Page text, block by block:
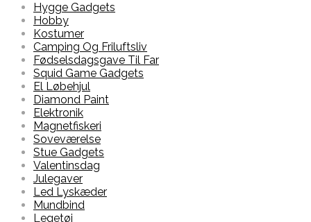
Hygge Gadgets
Hobby
Kostumer
Camping Og Friluftsliv
Fødselsdagsgave Til Far
Squid Game Gadgets
El Løbehjul
Diamond Paint
Elektronik
Magnetfiskeri
Soveværelse
Stue Gadgets
Valentinsdag
Julegaver
Led Lyskæder
Mundbind
Legetøj